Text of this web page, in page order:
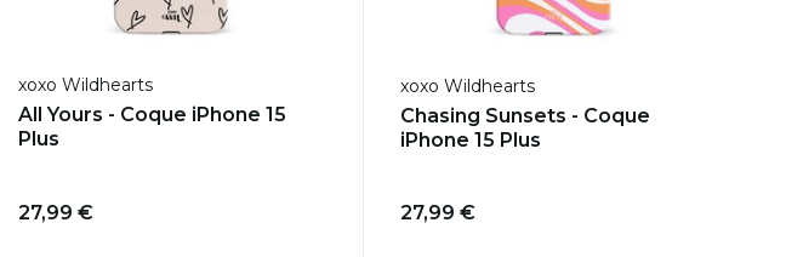
xoxo Wildhearts
All Yours - Coque iPhone 15
Plus
27,99 €
xoxo Wildhearts
Chasing Sunsets - Coque
iPhone 15 Plus
27,99 €